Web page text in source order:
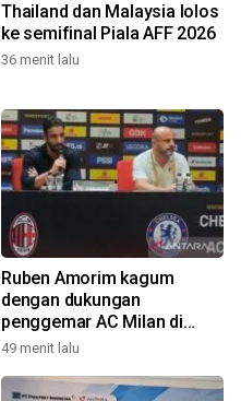
Thailand dan Malaysia lolos
ke semifinal Piala AFF 2026
36 menit lalu
Ruben Amorim kagum
dengan dukungan
penggemar AC Milan di
Indonesia
49 menit lalu